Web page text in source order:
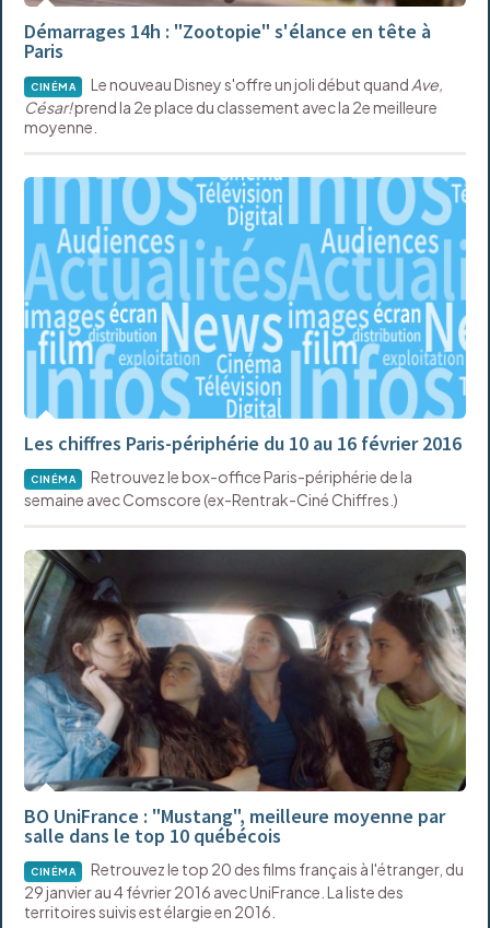
Démarrages 14h : "Zootopie" s'élance en tête à
Paris
CINÉMA Le nouveau Disney s'offre un joli début quand Ave,
César!prend la 2e place du classement avec la 2e meilleure
moyenne.
Les chiffres Paris-périphérie du 10 au 16 février 2016
CINÉMA
Retrouvez le box-office Paris-périphérie de la
semaine avec Comscore (ex-Rentrak-Ciné Chiffres.)
BO UniFrance : "Mustang", meilleure moyenne par
salle dans le top 10 québécois
CINÉMA
Retrouvez le top 20 des films français à l'étranger, du
29 janvier au 4 février 2016 avec UniFrance. La liste des
territoires suivis est élargie en 2016.